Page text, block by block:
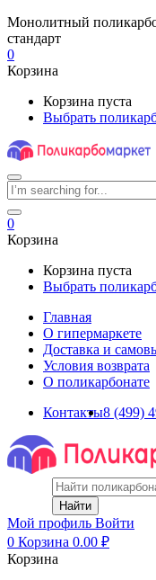
Монолитный
стандарт
0
Корзина
Корзина пуста
Выбрать
0
Корзина
Корзина пуста
Выбрать
Главная
О гипермаркете
Доставка и
Условия возврата
О поликарбонате
Контакты8 (499)
Найти
Мой профиль Войти
0 Корзина 0.00 ₽
Корзина